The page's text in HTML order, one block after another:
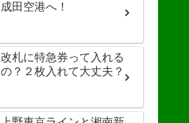
成田空港へ！
改札に特急券って入れる
の？２枚入れて大丈夫？